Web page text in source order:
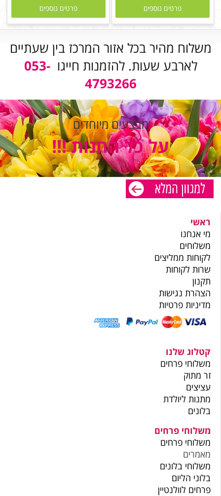
פרטים נוספים פרטים נוספים
משלוח מהיר בכל אזור המרכז בין שעתיים
לארבע שעות. להזמנות חייגו053-
4793266
מבצעים מיוחדים
על כל החנות !!!
ראשי
מי אנחנו
משלוחים
לקוחות ממליצים
שרות לקוחות
תקנון
הצהרת נגישות
מדיניות פרטיות
קטלוג שלנו
משלוחי פרחים
זר מתוק
עציצים
מתנות ליולדת
בלונים
משלוחי פרחים
משלוחי פרחים
מאמרים
משלוחי בלונים
בלוני הליום
פרחים לוולנטיין